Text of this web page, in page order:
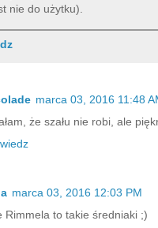
nie do użytku).
marca 03, 2016 11:48
że szału nie robi, ale
marca 03, 2016 12:03 PM
Rimmela to takie średniaki ;)